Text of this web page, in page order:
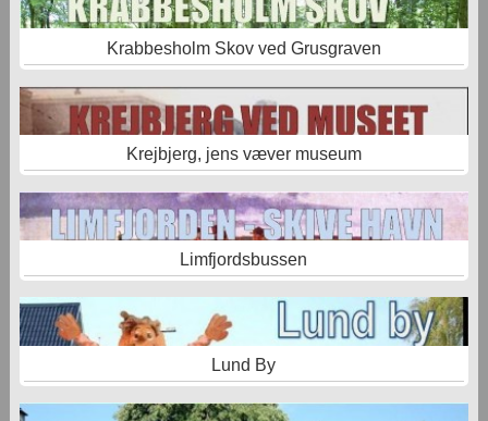
Krabbesholm Skov ved Grusgraven
Krejbjerg, jens væver museum
Limfjordsbussen
Lund By